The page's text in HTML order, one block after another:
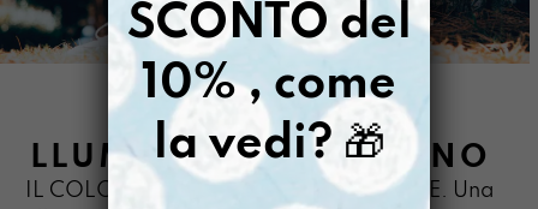
LLUMI DIPINTO A MANO
IL COLORE RACCONTA, TU SEI COLORE. Una
SCONTO del
10% , come
la vedi? 🎁